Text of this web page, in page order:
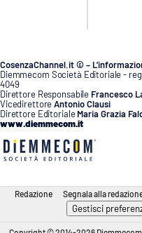
CosenzaChannel.it © –
Diemmecom Società Editoriale -
4049
Direttore Responsabile Francesco
VicedirettoreAntonio Clausi
Direttore Editoriale Maria Grazia
www.diemmecom.it
Redazione Segnala alla
Gestisci